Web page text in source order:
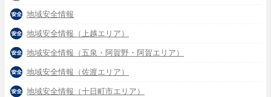
地域安全情報
地域安全情報（上越エリア）
地域安全情報（五泉・阿賀野・阿賀エリア）
地域安全情報（佐渡エリア）
地域安全情報（十日町市エリア）